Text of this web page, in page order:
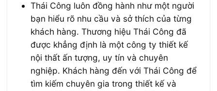
Thái Công luôn đồng hành như một người
bạn hiểu rõ nhu cầu và sở thích của từng
khách hàng. Thương hiệu Thái Công đã
được khẳng định là một công ty thiết kế
nội thất ấn tượng, uy tín và chuyên
nghiệp. Khách hàng đến với Thái Công để
tìm kiếm chuyên gia trong thiết kế và